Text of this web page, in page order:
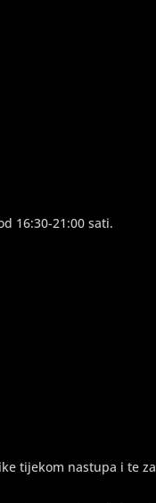
16:30-21:00 sati.
tijekom nastupa i te za